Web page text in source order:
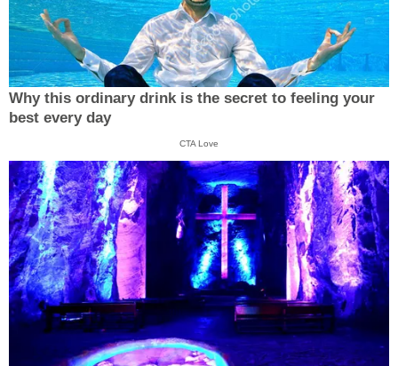
Why this ordinary drink is the secret to feeling your
best every day
CTA Love